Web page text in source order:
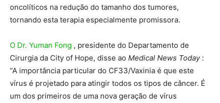
oncolíticos na redução do tamanho dos tumores,
tornando esta terapia especialmente promissora.
O Dr. Yuman Fong , presidente do Departamento de
Cirurgia da City of Hope, disse ao Medical News Today:
“A importância particular do CF33/Vaxinia é que este
vírus é projetado para atingir todos os tipos de câncer. É
um dos primeiros de uma nova geração de vírus